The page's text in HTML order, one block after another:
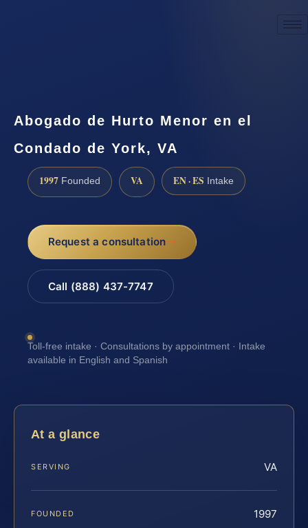
Abogado de Hurto Menor en el
Condado de York, VA
1997 Founded VA EN · ES Intake
Request a consultation
Call (888) 437-7747
Toll-free intake · Consultations by appointment · Intake
available in English and Spanish
At a glance
SERVING VA
FOUNDED 1997